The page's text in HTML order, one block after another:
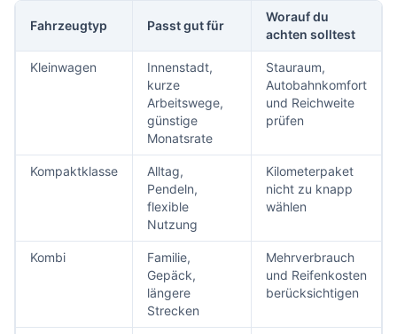
Fahrzeugtyp Passt gut für
Worauf du
achten solltest
Kleinwagen
Innenstadt,
kurze
Arbeitswege,
günstige
Monatsrate
Stauraum,
Autobahnkomfort
und Reichweite
prüfen
Kompaktklasse
Alltag,
Pendeln,
flexible
Nutzung
Kilometerpaket
nicht zu knapp
wählen
Kombi
Familie,
Gepäck,
längere
Strecken
Mehrverbrauch
und Reifenkosten
berücksichtigen